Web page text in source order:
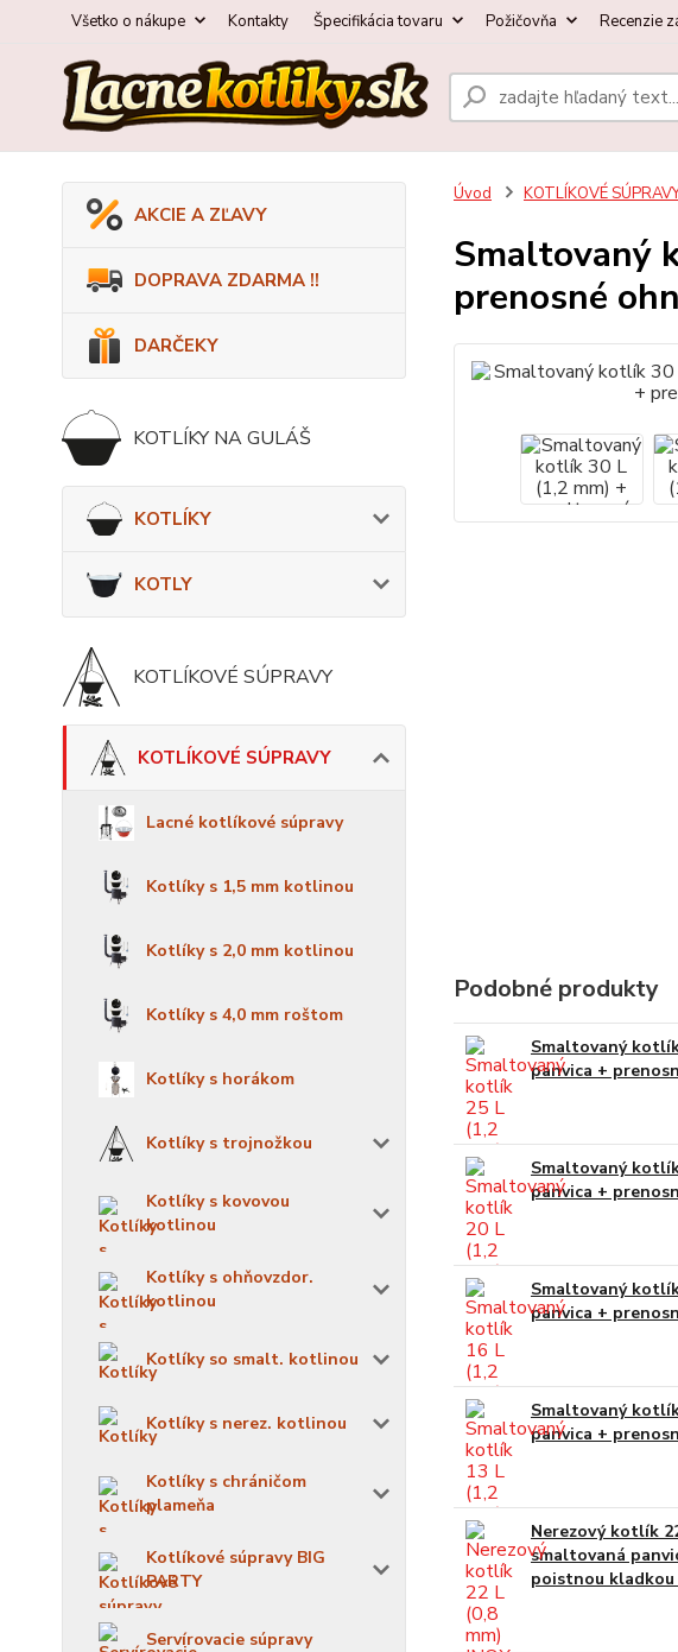
Všetko o nákupe Kontakty Špecifikácia tovaru Požičovňa Recenzie
AKCIE A ZĽAVY
DOPRAVA ZDARMA !!
DARČEKY
KOTLÍKY NA GULÁŠ
KOTLÍKY
KOTLY
KOTLÍKOVÉ SÚPRAVY
KOTLÍKOVÉ SÚPRAVY
Lacné kotlíkové súpravy
Kotlíky s 1,5 mm kotlinou
Kotlíky s 2,0 mm kotlinou
Kotlíky s 4,0 mm roštom
Kotlíky s horákom
Kotlíky s trojnožkou
Kotlíky s kovovou
kotlinou
Kotlíky s ohňovzdor.
kotlinou
Kotlíky so smalt. kotlinou
Kotlíky s nerez. kotlinou
Kotlíky s chráničom
plameňa
Kotlíkové súpravy BIG
PARTY
Servírovacie súpravy
Úvod KOTLÍKOVÉ
Smaltovaný
prenosné
Podobné produkty
Smaltovaný
panvica +
Smaltovaný
panvica +
Smaltovaný
panvica +
Smaltovaný
panvica +
Nerezový kotlík
smaltovaná
poistnou kladkou